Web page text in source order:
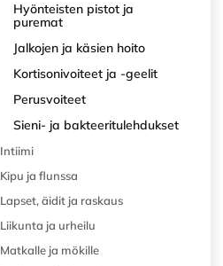
Hyönteisten pistot ja
puremat
Jalkojen ja käsien hoito
Kortisonivoiteet ja -geelit
Perusvoiteet
Sieni- ja bakteeritulehdukset
Intiimi
Kipu ja flunssa
Lapset, äidit ja raskaus
Liikunta ja urheilu
Matkalle ja mökille